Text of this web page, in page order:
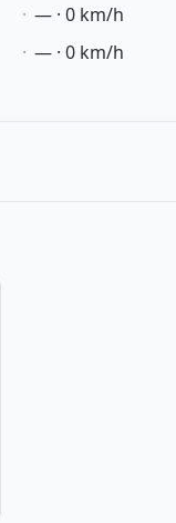
— · 0 km/h
— · 0 km/h